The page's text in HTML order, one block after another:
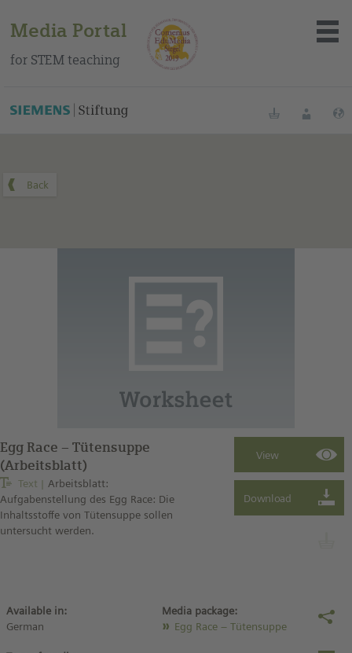
Media Portal
for STEM teaching
About the portal
BookmarksLogin
Egg Race – Tütensuppe
(Arbeitsblatt)
Text
Arbeitsblatt:
Aufgabenstellung des Egg Race: Die
Inhaltsstoffe von Tütensuppe sollen
untersucht werden.
Available in:
German
Media package:
Egg Race – Tütensuppe
You can find this medium on our Spanish education portal